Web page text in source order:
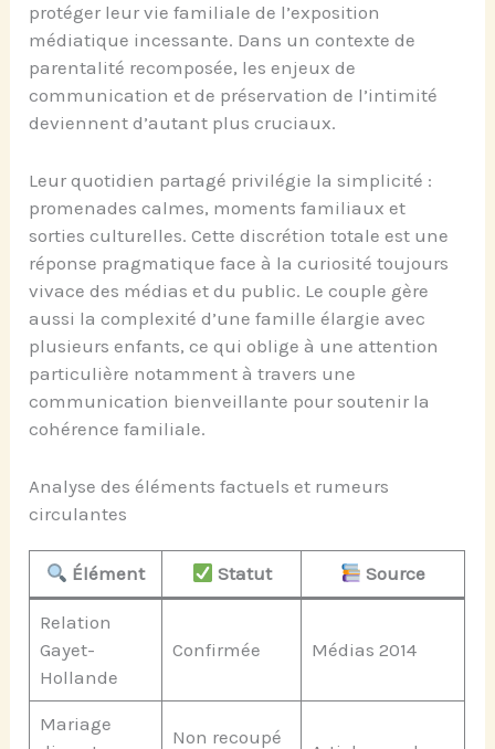
protéger leur vie familiale de l’exposition
médiatique incessante. Dans un contexte de
parentalité recomposée, les enjeux de
communication et de préservation de l’intimité
deviennent d’autant plus cruciaux.
Leur quotidien partagé privilégie la simplicité :
promenades calmes, moments familiaux et
sorties culturelles. Cette discrétion totale est une
réponse pragmatique face à la curiosité toujours
vivace des médias et du public. Le couple gère
aussi la complexité d’une famille élargie avec
plusieurs enfants, ce qui oblige à une attention
particulière notamment à travers une
communication bienveillante pour soutenir la
cohérence familiale.
Analyse des éléments factuels et rumeurs
circulantes
Élément Statut Source
Relation
Gayet-
Hollande
Confirmée Médias 2014
Mariage
Non recoupé